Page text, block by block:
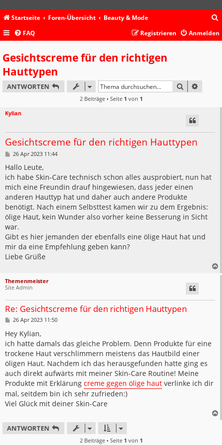
Startseite Foren-Übersicht Beauty & Mode
c
FAQ Anmelden
Registrieren
Gesichtscreme für den richtigen
Hauttypen
ANTWORTEN SUCHE
2 Beiträge • Seite 1 von 1
Kylian
Gesichtscreme für den richtigen Hauttypen
B
i
r
a
g
26 Apr 2023 11:44
Hallo Leute,
ich habe Skin-Care technisch schon alles ausprobiert, nun hat
mich eine Freundin drauf hingewiesen, dass jeder einen
anderen Hauttyp hat und daher auch andere Produkte
benötigt. Nach einem Selbsttest kamen wir zu dem Ergebnis:
ölige Haut, kein Wunder also vorher keine Besserung in Sicht
war.
Gibt es hier jemanden der ebenfalls eine ölige Haut hat und
mir da eine Empfehlung geben kann?
Liebe Grüße
Themenmeister
Site Admin
Re: Gesichtscreme für den richtigen Hauttypen
B
i
t
r
a
g
26 Apr 2023 11:50
Hey Kylian,
ich hatte damals das gleiche Problem. Denn Produkte für eine
trockene Haut verschlimmern meistens das Hautbild einer
öligen Haut. Nachdem ich das herausgefunden hatte ging es
auch direkt aufwärts mit meiner Skin-Care Routine! Meine
Produkte mit Erklärung creme gegen ölige haut verlinke ich dir
mal, seitdem bin ich sehr zufrieden:)
Viel Glück mit deiner Skin-Care
ANTWORTEN
2 Beiträge • Seite 1 von 1